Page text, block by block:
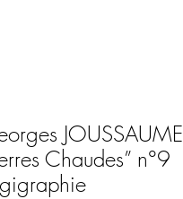
JOUSSAUME
Chaudes” n°9